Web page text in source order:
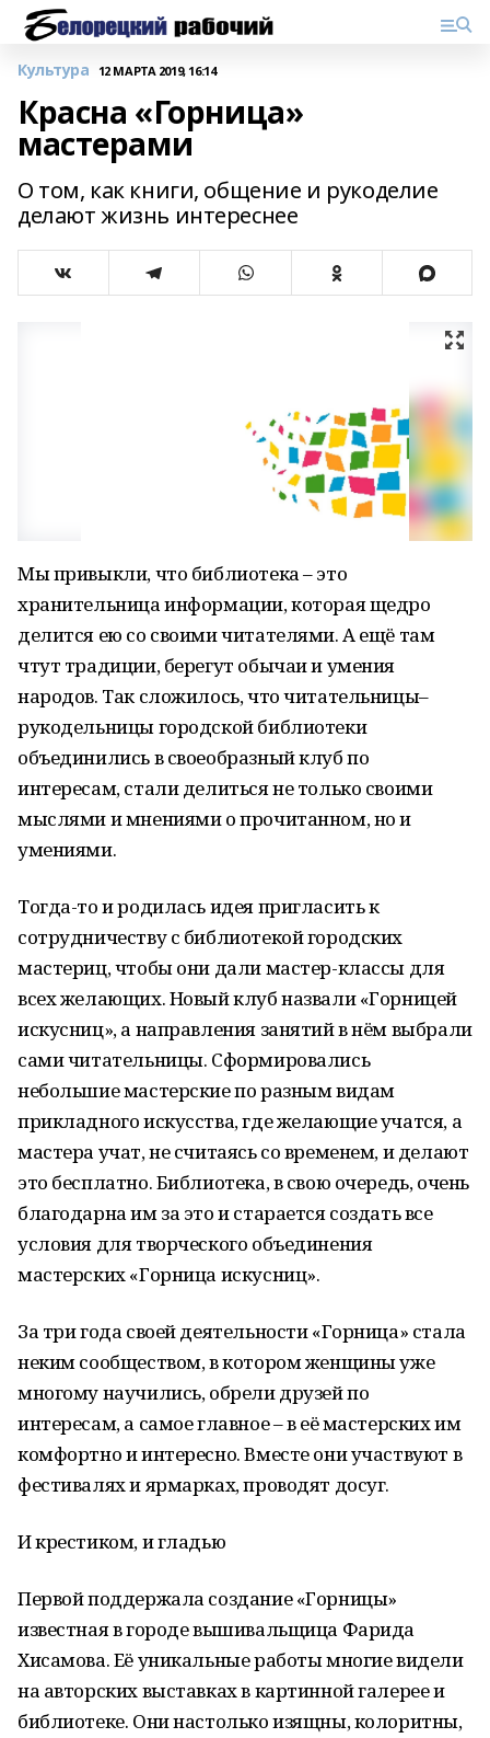
Культура 12 МАРТА 2019, 16:14
Красна «Горница»
мастерами
О том, как книги, общение и рукоделие
делают жизнь интереснее
Мы привыкли, что библиотека – это
хранительница информации, которая щедро
делится ею со своими читателями. А ещё там
чтут традиции, берегут обычаи и умения
народов. Так сложилось, что читательницы–
рукодельницы городской библиотеки
объединились в своеобразный клуб по
интересам, стали делиться не только своими
мыслями и мнениями о прочитанном, но и
умениями.
Тогда-то и родилась идея пригласить к
сотрудничеству с библиотекой городских
мастериц, чтобы они дали мастер-классы для
всех желающих. Новый клуб назвали «Горницей
искусниц», а направления занятий в нём выбрали
сами читательницы. Сформировались
небольшие мастерские по разным видам
прикладного искусства, где желающие учатся, а
мастера учат, не считаясь со временем, и делают
это бесплатно. Библиотека, в свою очередь, очень
благодарна им за это и старается создать все
условия для творческого объединения
мастерских «Горница искусниц».
За три года своей деятельности «Горница» стала
неким сообществом, в котором женщины уже
многому научились, обрели друзей по
интересам, а самое главное – в её мастерских им
комфортно и интересно. Вместе они участвуют в
фестивалях и ярмарках, проводят досуг.
И крестиком, и гладью
Первой поддержала создание «Горницы»
известная в городе вышивальщица Фарида
Хисамова. Её уникальные работы многие видели
на авторских выставках в картинной галерее и
библиотеке. Они настолько изящны, колоритны,